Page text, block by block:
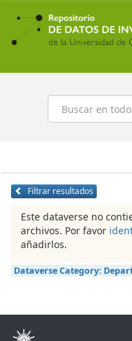
Ir
contenido
principal
Buscar
Filtrar resultados
Este dataverse no
archivos. Por favor
añadirlos.
Dataverse Category: